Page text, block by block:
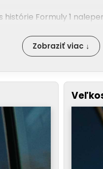
histórie Formuly 1
Zobraziť viac ↓